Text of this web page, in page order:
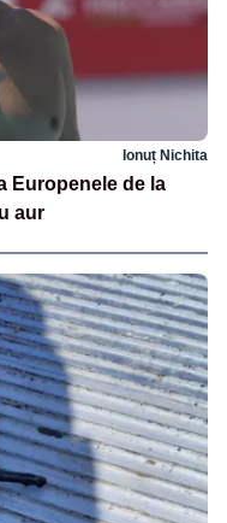
Ionuț Nichita
Europenele de la
aur